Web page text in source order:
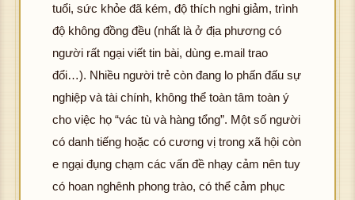
tuổi, sức khỏe đã kém, độ thích nghi giảm, trình
độ không đồng đều (nhất là ở địa phương có
người rất ngại viết tin bài, dùng e.mail trao
đổi…). Nhiều người trẻ còn đang lo phấn đấu sự
nghiệp và tài chính, không thể toàn tâm toàn ý
cho việc họ “vác tù và hàng tổng”. Một số người
có danh tiếng hoặc có cương vị trong xã hội còn
e ngại đụng chạm các vấn đề nhạy cảm nên tuy
có hoan nghênh phong trào, có thể cảm phục